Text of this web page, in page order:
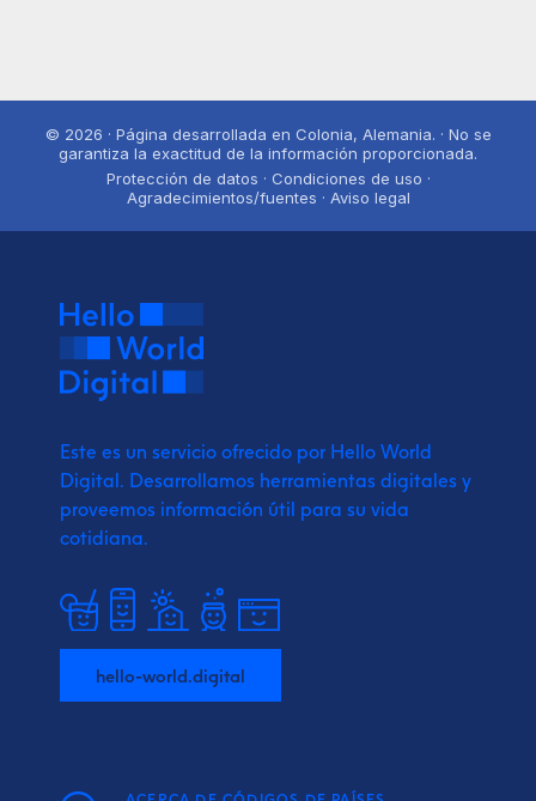
© 2026 · Página desarrollada en Colonia, Alemania. · No se
garantiza la exactitud de la información proporcionada.
Protección de datos · Condiciones de uso ·
Agradecimientos/fuentes · Aviso legal
Este es un servicio ofrecido por Hello World
Digital. Desarrollamos herramientas digitales y
proveemos información útil para su vida
cotidiana.
hello-world.digital